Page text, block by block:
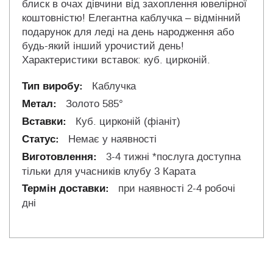
блиск в очах дівчини від захоплення ювелірної
коштовністю! Елегантна каблучка – відмінний
подарунок для леді на день народження або
будь-який інший урочистий день!
Характеристики вставок: куб. цирконій.
Каблучка
Золото 585°
Куб. цирконій (фіаніт)
Немає у наявності
3-4 тижні *послуга доступна
тільки для учасників клубу 3 Карата
при наявності 2-4 робочі
дні